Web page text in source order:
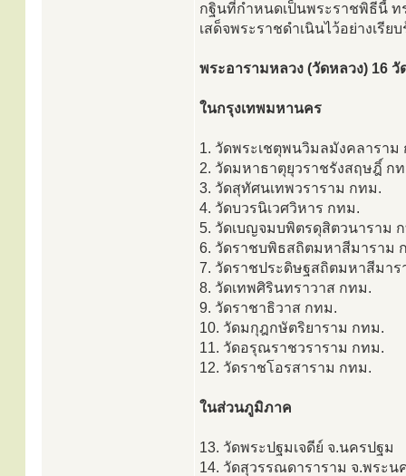
กฐินที่กำหนดเป็นพระราชพิธีนี้ ท
เสด็จพระราชดำเนินไว้อย่างเรี
พระอารามหลวง (วัดหลวง) 16
ในกรุงเทพมหานคร
1. วัดพระเชตุพนวิมลมังคลาราม
2. วัดมหาธาตุยุวราชรังสฤษฎิ์ ก
3. วัดสุทัศนเทพวราราม กทม.
4. วัดบวรนิเวศวิหาร กทม.
5. วัดเบญจมบพิตรดุสิตวนาราม
6. วัดราชบพิธสถิตมหาสีมาราม
7. วัดราชประดิษฐสถิตมหาสีมา
8. วัดเทพศิรินทราวาส กทม.
9. วัดราชาธิวาส กทม.
10. วัดมกุฎกษัตริยาราม กทม.
11. วัดอรุณราชวราราม กทม.
12. วัดราชโอรสาราม กทม.
ในส่วนภูมิภาค
13. วัดพระปฐมเจดีย์ จ.นครปฐม
14. วัดสุวรรณดาราราม จ.พระน